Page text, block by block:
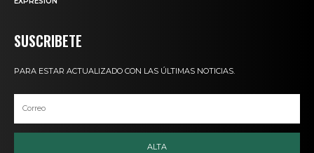
SUSCRIBETE
PARA ESTAR ACTUALIZADO CON LAS ÚLTIMAS NOTICIAS.
ALTA